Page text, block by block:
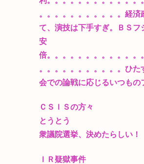
。。。。。。。。。。。経済
て、演技は下手すぎ。ＢＳフ
安
倍。。。。。。。。。。。。
。。。。。。。。。。。ひた
会での論戦に応じるいつもの
ＣＳＩＳの方々
とうとう
衆議院選挙、決めたらしい！
ＩＲ疑獄事件